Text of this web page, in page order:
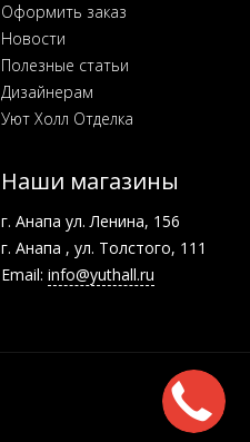
Оформить заказ
Новости
Полезные статьи
Дизайнерам
Уют Холл Отделка
Наши магазины
г. Анапа ул. Ленина, 156
г. Анапа , ул. Толстого, 111
Email: info@yuthall.ru